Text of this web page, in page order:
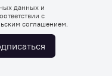
данных и
с
соглашением.